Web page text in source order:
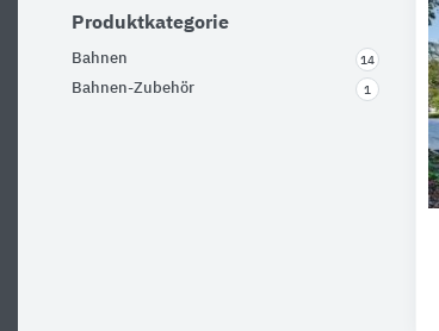
Produktkategorie
Bahnen 14
Bahnen-Zubehör 1